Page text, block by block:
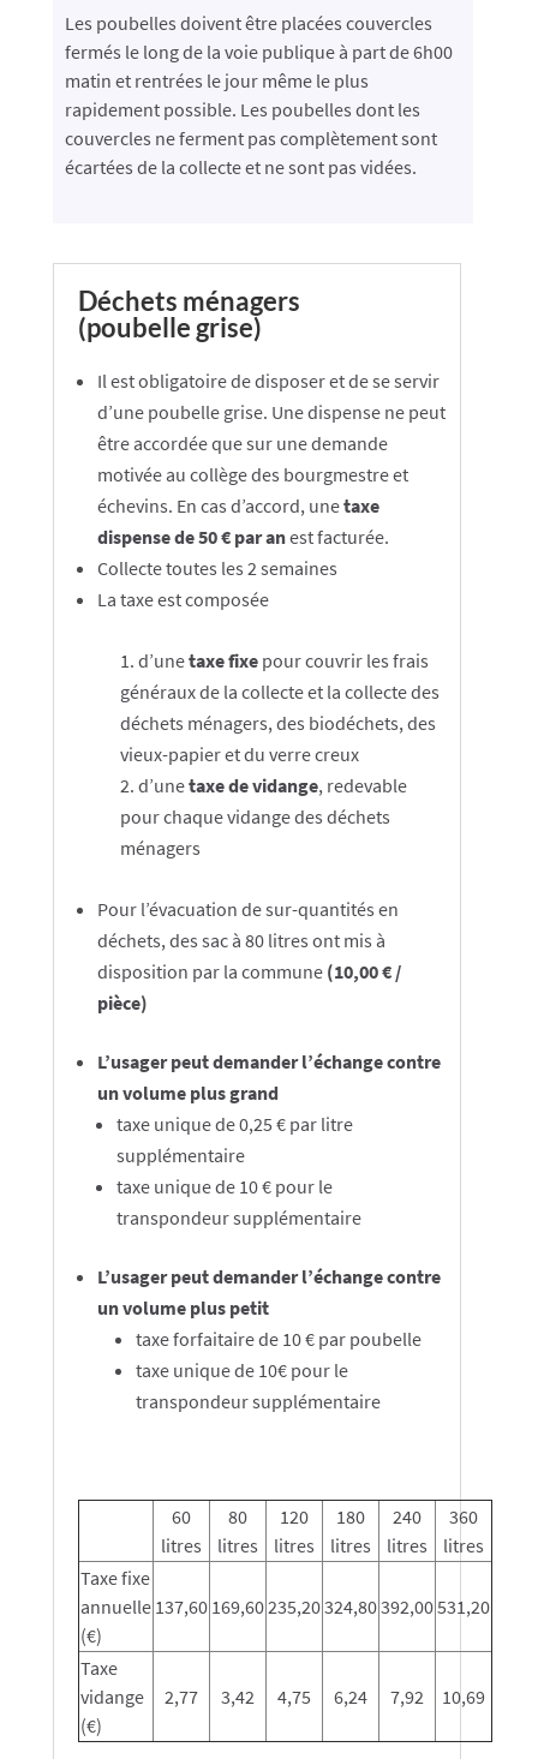
Les poubelles doivent être placées couvercles
fermés le long de la voie publique à part de 6h00
matin et rentrées le jour même le plus
rapidement possible. Les poubelles dont les
couvercles ne ferment pas complètement sont
écartées de la collecte et ne sont pas vidées​.
Déchets ménagers
(poubelle grise)
Il est obligatoire de disposer et de se servir
d’une poubelle grise. Une dispense ne peut
être accordée que sur une demande
motivée au collège des bourgmestre et
échevins. En cas d’accord, unetaxe
dispense de 50 € par anest facturée.
Collecte toutes les 2 semaines
La taxe est composée
d’unetaxe fixe pour couvrir les frais
généraux de la collecte et la collecte des
déchets ménagers, des biodéchets, des
vieux-papier et du verre creux
d’unetaxe devidange, redevable
pour chaque vidange des déchets
ménagers
Pour l’évacuation de sur-quantités en
déchets, des sac à 80 litres ont mis à
disposition par la commune (10,00 € /
pièce)
L’usager peut demander l’échange contre
un volume plus grand
taxe unique de 0,25 € par litre
supplémentaire
taxe unique de 10 € pour le
transpondeur supplémentaire
L’usager peut demander l’échange contre
un volume plus petit
taxe forfaitaire de 10 € par poubelle
taxe unique de 10€ pour le
transpondeur supplémentaire
60
litres
80
litres
120
litres
180
litres
240
litres
360
litres
Taxe fixe
annuelle
(€)
137,60 169,60235,20324,80392,00531,20
Taxe
vidange
(€)
2,77 3,42 4,75 6,24 7,92 10,69